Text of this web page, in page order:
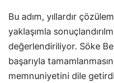
Bu adım, yıllardır
yaklaşımla
değerlendiriliyor. Söke
başarıyla
memnuniyetini dile